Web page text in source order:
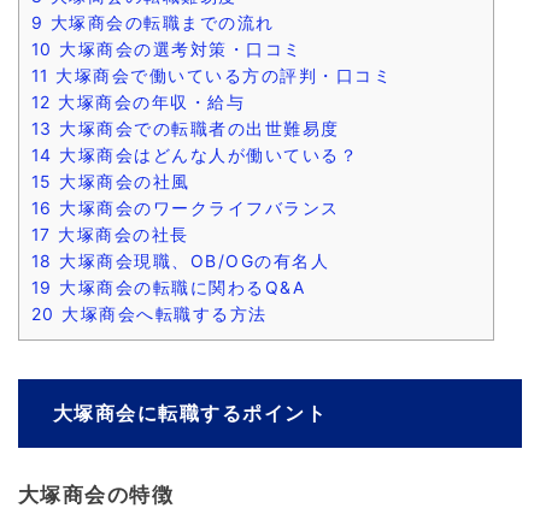
9 大塚商会の転職までの流れ
10 大塚商会の選考対策・口コミ
11 大塚商会で働いている方の評判・口コミ
12 大塚商会の年収・給与
13 大塚商会での転職者の出世難易度
14 大塚商会はどんな人が働いている？
15 大塚商会の社風
16 大塚商会のワークライフバランス
17 大塚商会の社長
18 大塚商会現職、OB/OGの有名人
19 大塚商会の転職に関わるQ&A
20 大塚商会へ転職する方法
大塚商会に転職するポイント
大塚商会の特徴